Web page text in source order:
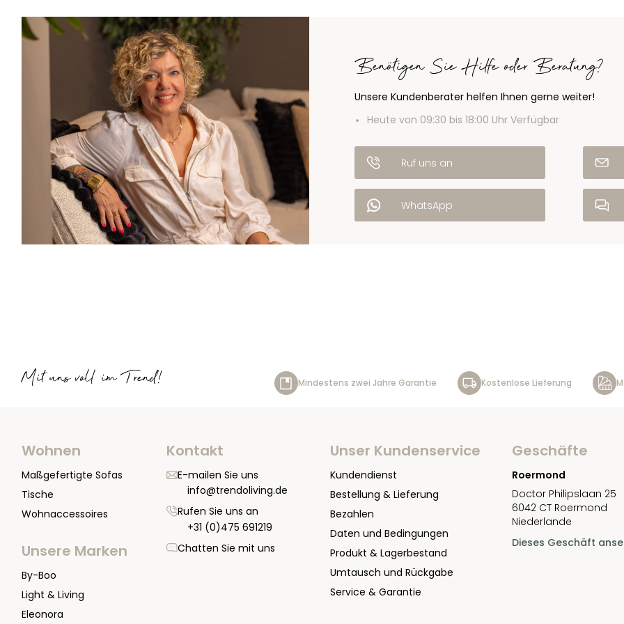
Benötigen Sie Hilfe oder Beratung?
Unsere Kundenberater helfen Ihnen gerne weiter!
Heute von 09:30 bis 18:00 Uhr Verfügbar
Ruf uns an
WhatsApp
Mit uns voll im Trend! Mindestens zwei Jahre Garantie Kostenlose Lieferung
Wohnen
Maßgefertigte Sofas
Tische
Wohnaccessoires
Unsere Marken
By-Boo
Light & Living
Eleonora
Kontakt
E-mailen Sie uns
info@trendoliving.de
Rufen Sie uns an
+31 (0)475 691219
Chatten Sie mit uns
Unser Kundenservice
Kundendienst
Bestellung & Lieferung
Bezahlen
Daten und Bedingungen
Produkt & Lagerbestand
Umtausch und Rückgabe
Service & Garantie
Geschäfte
Roermond
Doctor Philipslaan 25
6042 CT Roermond
Niederlande
Dieses Geschäft